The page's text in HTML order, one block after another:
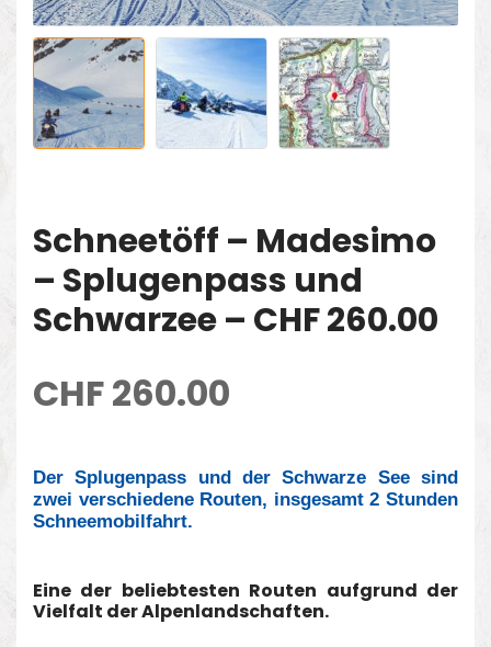
Schneetöff – Madesimo
– Splugenpass und
Schwarzee – CHF 260.00
CHF260.00
Der Splugenpass und der Schwarze See sind
zwei verschiedene Routen, insgesamt 2 Stunden
Schneemobilfahrt.
Eine der beliebtesten Routen aufgrund der
Vielfalt der Alpenlandschaften.